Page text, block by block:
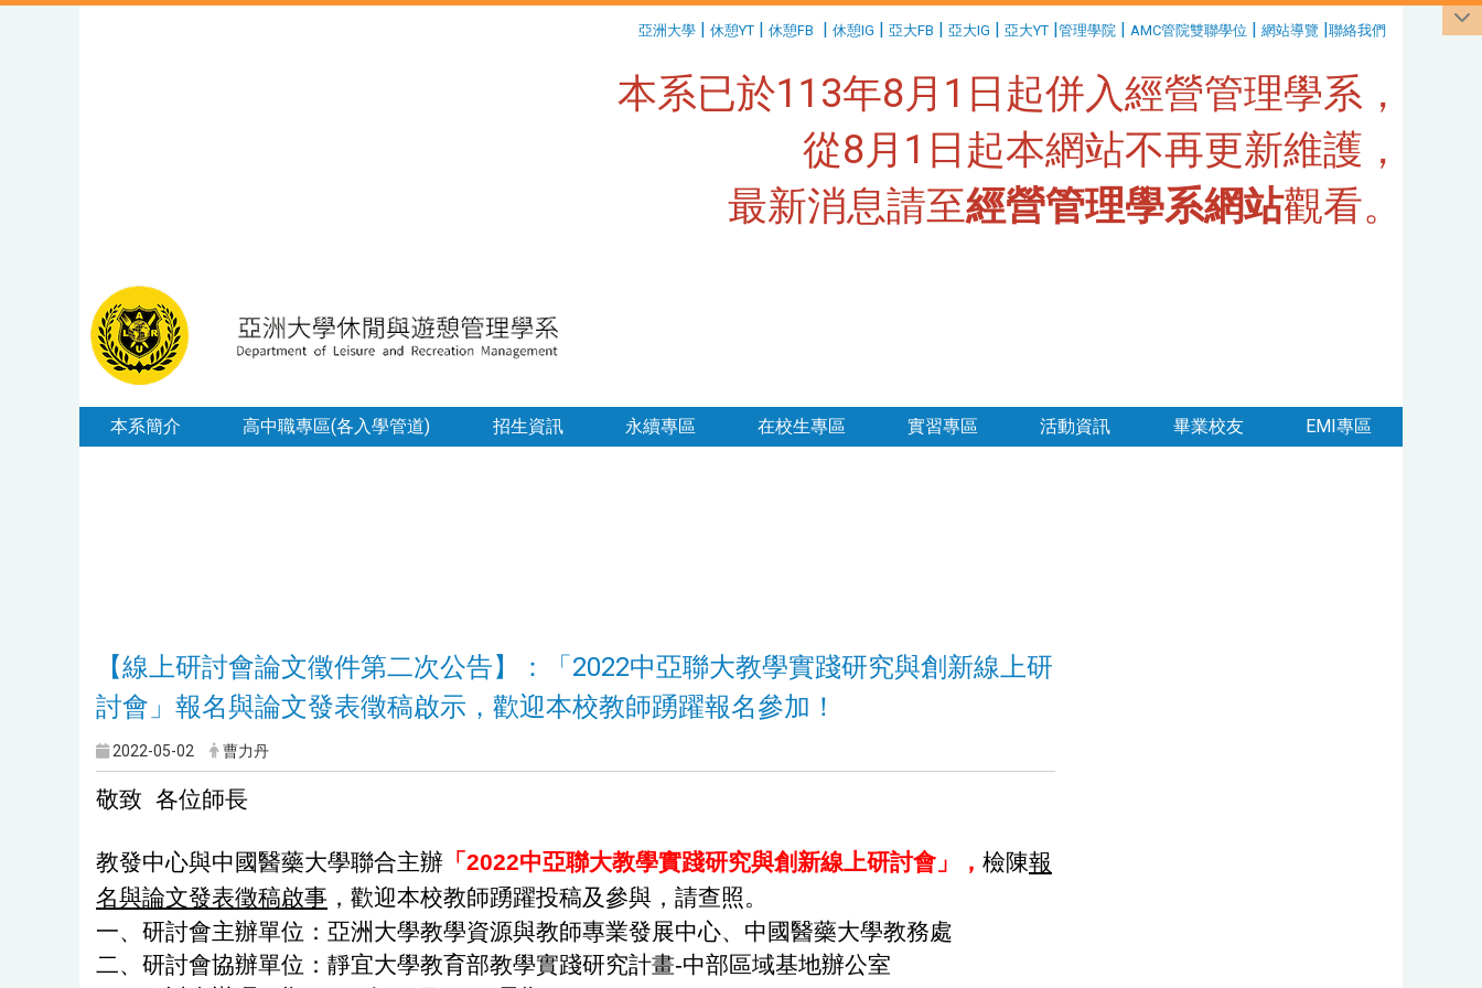
亞洲大學 | 休憩YT | 休憩FB | 休憩IG | 亞大FB | 亞大IG | 亞大YT |管理學院 | AMC管院雙聯學位 | 網站導覽 |聯絡我們
本系已於113年8月1日起併入經營管理學系，
從8月1日起本網站不再更新維護，
最新消息請至經營管理學系網站觀看。
本系簡介 高中職專區(各入學管道) 招生資訊 永續專區 在校生專區 實習專區 活動資訊 畢業校友 EMI專區
【線上研討會論文徵件第二次公告】：「2022中亞聯大教學實踐研究與創新線上研
討會」報名與論文發表徵稿啟示，歡迎本校教師踴躍報名參加！
2022-05-02 曹力丹
敬致 各位師長
教發中心與中國醫藥大學聯合主辦 「2022中亞聯大教學實踐研究與創新線上研討會」， 檢陳報
名與論文發表徵稿啟事 ， 歡迎本校教師踴躍投稿及參與，請查照。
一、研討會主辦單位：亞洲大學教學資源與教師專業發展中心、 中國醫藥大學教務處
二、研討會協辦單位：靜宜大學教育部教學實踐研究計畫-中部區域基地辦公室